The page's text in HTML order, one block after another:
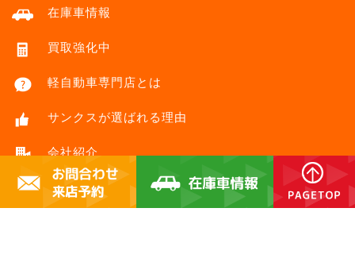
在庫車情報
買取強化中
軽自動車専門店とは
サンクスが選ばれる理由
会社紹介
アクセス